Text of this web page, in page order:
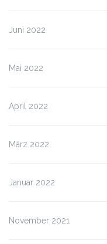
Juni 2022
Mai 2022
April 2022
März 2022
Januar 2022
November 2021